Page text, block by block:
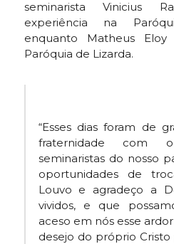
seminarista Vinicius
experiência na
enquanto Matheus
Paróquia de Lizarda.
“Esses dias foram de
fraternidade com
seminaristas do nosso
oportunidades de
Louvo e agradeço a
vividos, e que
aceso em nós esse
desejo do próprio Cristo